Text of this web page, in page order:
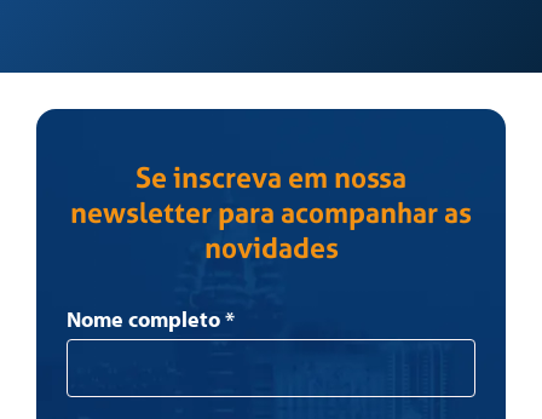
Se inscreva em nossa
newsletter para acompanhar as
novidades
Newsletter
Nome completo*